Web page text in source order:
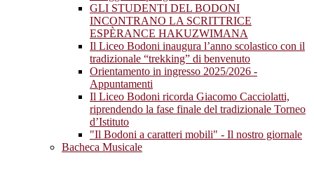
GLI STUDENTI DEL BODONI
INCONTRANO LA SCRITTRICE
ESPÈRANCE HAKUZWIMANA
Il Liceo Bodoni inaugura l’anno scolastico con il
tradizionale “trekking” di benvenuto
Orientamento in ingresso 2025/2026 -
Appuntamenti
Il Liceo Bodoni ricorda Giacomo Cacciolatti,
riprendendo la fase finale del tradizionale Torneo
d’Istituto
"Il Bodoni a caratteri mobili" - Il nostro giornale
Bacheca Musicale